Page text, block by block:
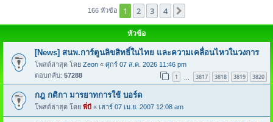
166 หัวข้อ 1 2 3 4
หัวข้อ
[News] สนพ.การ์ตูนลิขสิทธิ์ในไทย และความเคลื่อนไหวในวงการ
โพสต์ล่าสุด โดย Zeon « ศุกร์ 07 ส.ค. 2026 11:46 pm
ตอบกลับ: 57288 1 3817 3818 3819 3820
กฎ กติกา มารยาทการใช้ บอร์ด
โพสต์ล่าสุด โดย พี่บี « เสาร์ 07 เม.ย. 2007 12:08 am